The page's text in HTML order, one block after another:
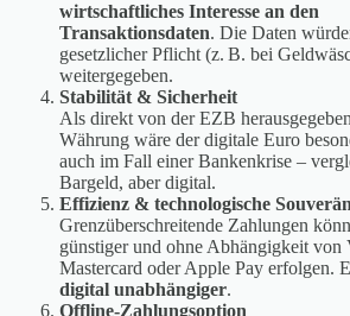
wirtschaftliches Interesse an den
Transaktionsdaten. Die Daten
gesetzlicher Pflicht (z. B. bei
weitergegeben.
Stabilität & Sicherheit
Als direkt von der EZB
Währung wäre der digitale Euro
auch im Fall einer Bankenkrise –
Bargeld, aber digital.
Effizienz & technologische
Grenzüberschreitende Zahlungen
günstiger und ohne Abhängigkeit von
Mastercard oder Apple Pay erfolgen.
digital unabhängiger.
Offline-Zahlungsoption